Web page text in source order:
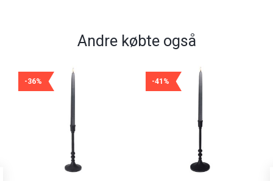
Andre købte også
-36% -41%